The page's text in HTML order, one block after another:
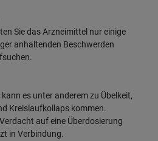
Sie das Arzneimittel nur einige
anhaltenden Beschwerden
es unter anderem zu Übelkeit,
Kreislaufkollaps kommen.
auf eine Überdosierung
in Verbindung.